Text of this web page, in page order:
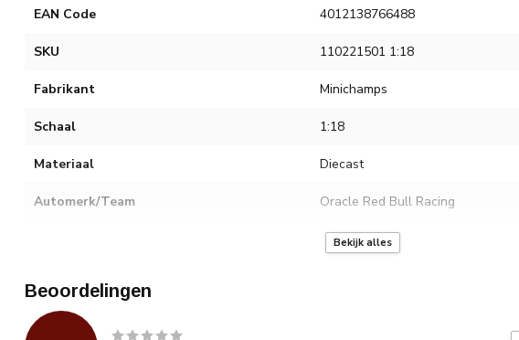
EAN Code 4012138766488
SKU 110221501 1:18
Fabrikant Minichamps
Schaal 1:18
Materiaal Diecast
Automerk/Team Oracle Red Bull Racing
Max Verstappen
Bekijk alles
Beoordelingen